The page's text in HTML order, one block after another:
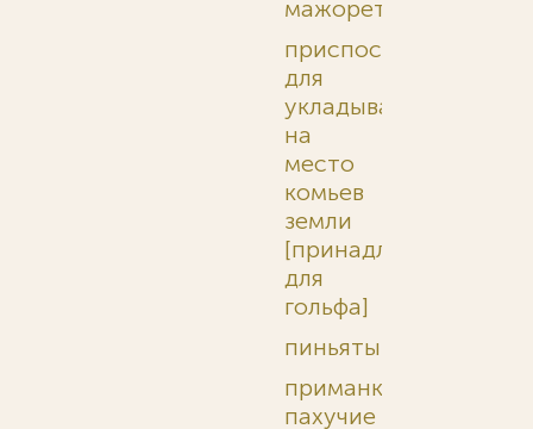
мажореток
приспособления
для
укладывания
на
место
комьев
земли
[принадлежности
для
гольфа]
пиньяты
приманки
пахучие